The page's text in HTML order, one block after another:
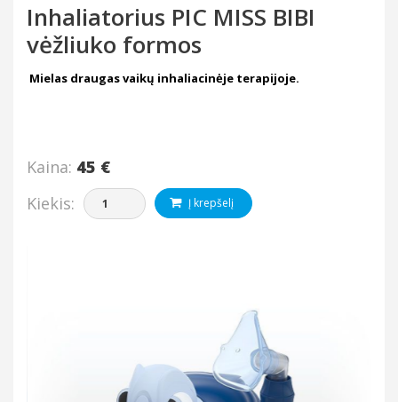
Inhaliatorius PIC MISS BIBI
vėžliuko formos
Mielas draugas vaikų inhaliacinėje terapijoje.
Kaina: 45 €
Kiekis:
Į krepšelį